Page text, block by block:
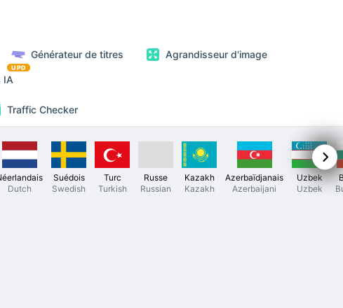
Générateur de titres Agrandisseur d'image
IA
UPD
Traffic Checker
Dutch
Suédois
Swedish
Turc
Turkish
Russe
Russian
Kazakh
Kazakh
Azerbaïdjanais
Azerbaijani
Uzbek
Uzbek